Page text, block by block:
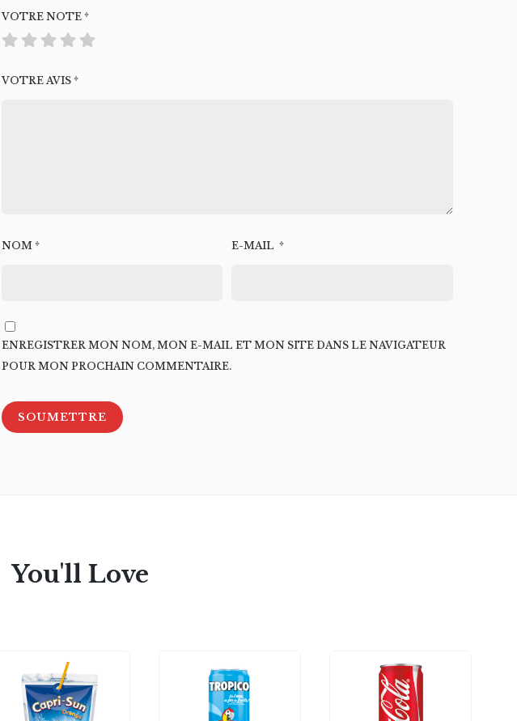
VOTRE NOTE *
VOTRE AVIS *
NOM * E-MAIL*
ENREGISTRER MON NOM, MON E-MAIL ET MON SITE DANS LE NAVIGATEUR
POUR MON PROCHAIN COMMENTAIRE.
You'll Love